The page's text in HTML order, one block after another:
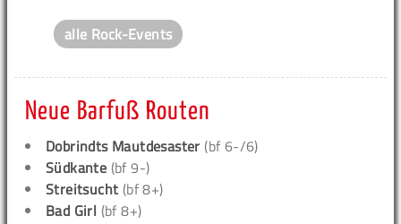
alle Rock-Events
Neue Barfuß Routen
Dobrindts Mautdesaster (bf 6-/6)
Südkante (bf 9-)
Streitsucht (bf 8+)
Bad Girl (bf 8+)